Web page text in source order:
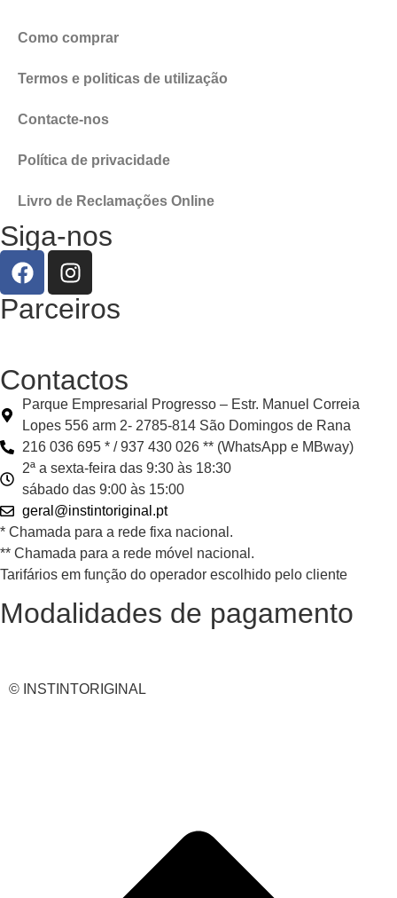
Como comprar
Termos e politicas de utilização
Contacte-nos
Política de privacidade
Livro de Reclamações Online
Siga-nos
Parceiros
Contactos
Parque Empresarial Progresso – Estr. Manuel Correia
Lopes 556 arm 2- 2785-814 São Domingos de Rana
216 036 695 * / 937 430 026 ** (WhatsApp e MBway)
2ª a sexta-feira das 9:30 às 18:30
sábado das 9:00 às 15:00
geral@instintoriginal.pt
* Chamada para a rede fixa nacional.
** Chamada para a rede móvel nacional.
Tarifários em função do operador escolhido pelo cliente
Modalidades de pagamento
© INSTINTORIGINAL